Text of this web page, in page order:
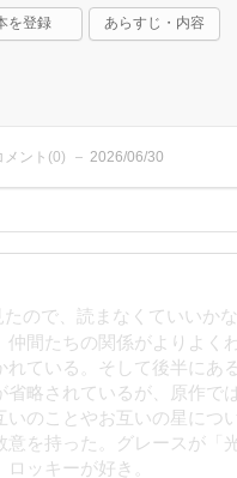
を登録 あらすじ・内容
メント(0) 2026/06/30
たので、読まなくていいか
仲間たちの関係がよりよく
れている。そして後半にあ
省略されているが、原作で
いのことやお互いの星につ
意を持った。グレースが「
ッキーが好き。